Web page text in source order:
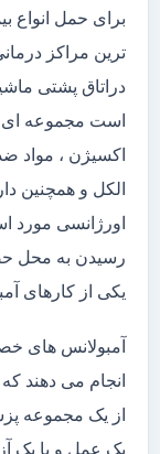
برای حمل انواع
ترین مراکز
دراتاق پشتی
است مجموعه
اکسیژن ، مواد
الکل و همچنین
اورژانسی مورد
رسیدن به محل
یکی از کارهای
آمبولانس های
انجام می دهند که
از یک مجموعه
یک عمل و یا یک